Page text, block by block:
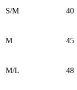
S/M 40
M 45
M/L 48